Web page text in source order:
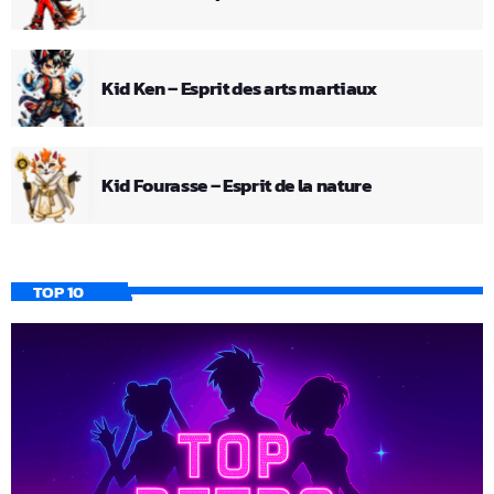
Kid Ken – Esprit des arts martiaux
Kid Fourasse – Esprit de la nature
TOP 10